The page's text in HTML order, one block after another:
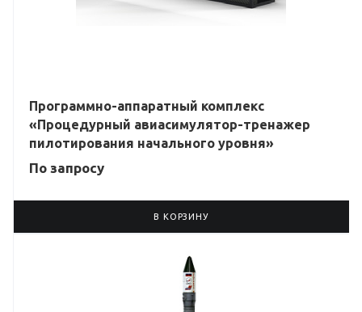
Программно-аппаратный комплекс
«Процедурный авиасимулятор-тренажер
пилотирования начального уровня»
По запросу
В КОРЗИНУ